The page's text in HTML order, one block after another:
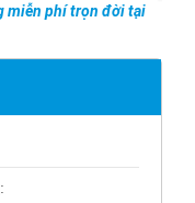
miễn phí trọn đời tại